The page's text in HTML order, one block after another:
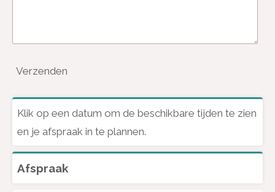
Verzenden
Klik op een datum om de beschikbare tijden te zien
en je afspraak in te plannen.
Afspraak